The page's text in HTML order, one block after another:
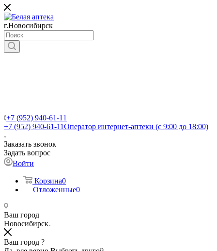
г.Новосибирск
+7 (952) 940-61-11
+7 (952) 940-61-11Оператор интернет-аптеки (с 9:00 до 18:00)
Заказать звонок
Задать вопрос
Войти
Корзина0
Отложенные0
Ваш город
Новосибирск
Ваш город ?